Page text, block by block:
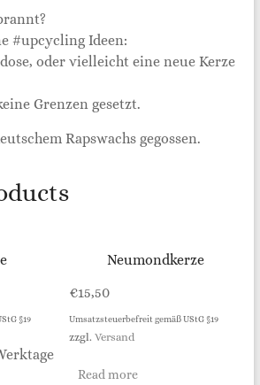
#upcycling Ideen:
oder vielleicht eine neue Kerze
Grenzen gesetzt.
Rapswachs gegossen.
§19
Neumondkerze
€15,50
Umsatzsteuerbefreit gemäß UStG §19
zzgl.Versand
Read more